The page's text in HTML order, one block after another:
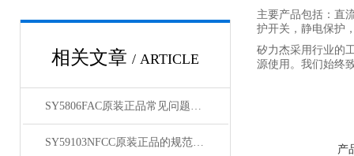
相关文章 / ARTICLE
SY5806FAC原装正品常见问题及对应解决办法大公开
SY59103NFCC原装正品的规范存放管理体系介绍
主要产品包括：直
护开关，静电保护
矽力杰采用行业的
源使用。我们始终
产